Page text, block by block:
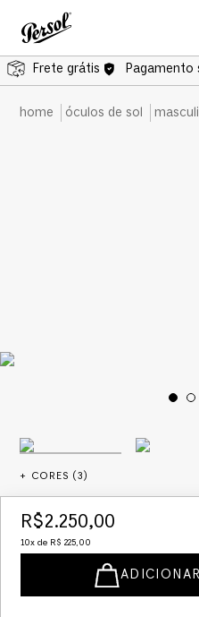
Frete grátis Pagamento
óculos de sol
+ CORES (3)
R$2.250,00
10x de R$ 225,00